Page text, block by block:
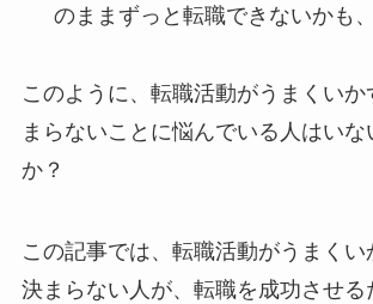
のままずっと転職できないかも、
このように、転職活動がうまくい
まらないことに悩んでいる人はいな
か？
この記事では、転職活動がうまく
決まらない人が、転職を成功させる